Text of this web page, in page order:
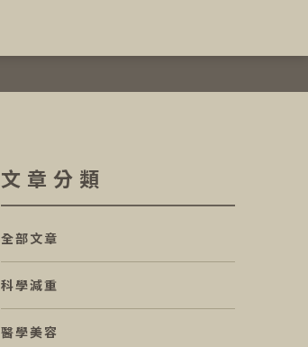
文章分類
全部文章
科學減重
醫學美容